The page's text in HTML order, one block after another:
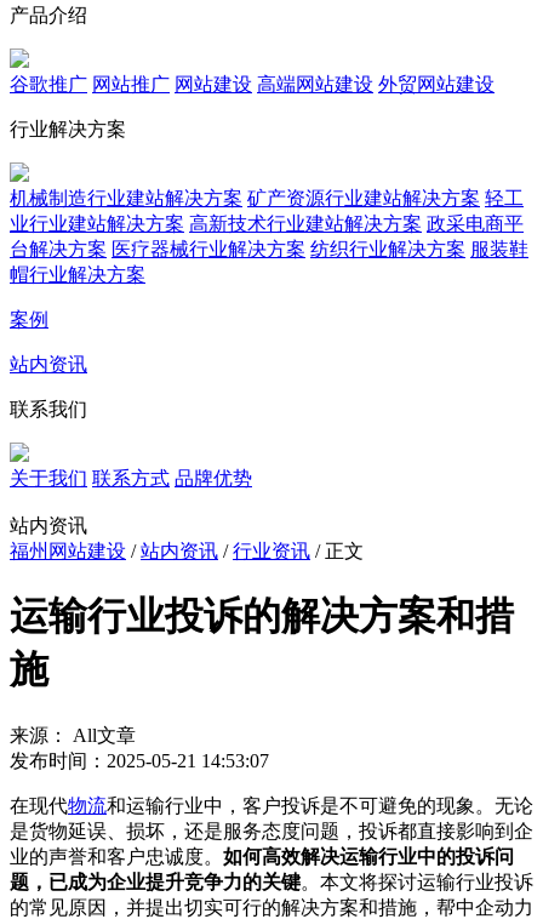
产品介绍
谷歌推广 网站推广 网站建设 高端网站建设 外贸网站建设
行业解决方案
机械制造行业建站解决方案 矿产资源行业建站解决方案 轻工
业行业建站解决方案 高新技术行业建站解决方案 政采电商平
台解决方案 医疗器械行业解决方案 纺织行业解决方案 服装鞋
帽行业解决方案
案例
站内资讯
联系我们
关于我们 联系方式 品牌优势
站内资讯
福州网站建设 /站内资讯 /行业资讯 / 正文
运输行业投诉的解决方案和措
施
来源： All文章
发布时间：2025-05-21 14:53:07
在现代物流和运输行业中，客户投诉是不可避免的现象。无论
是货物延误、损坏，还是服务态度问题，投诉都直接影响到企
业的声誉和客户忠诚度。 如何高效解决运输行业中的投诉问
题，已成为企业提升竞争力的关键。本文将探讨运输行业投诉
的常见原因，并提出切实可行的解决方案和措施，帮中企动力